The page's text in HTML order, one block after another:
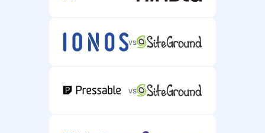
vs
vs